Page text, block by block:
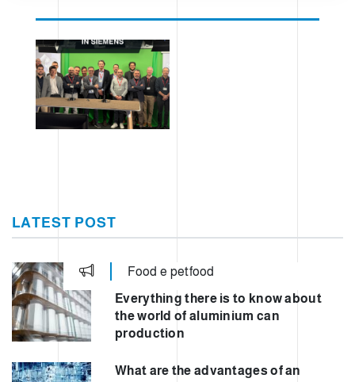
LATEST POST
Food e petfood
Everything there is to know about
the world of aluminium can
production
What are the advantages of an